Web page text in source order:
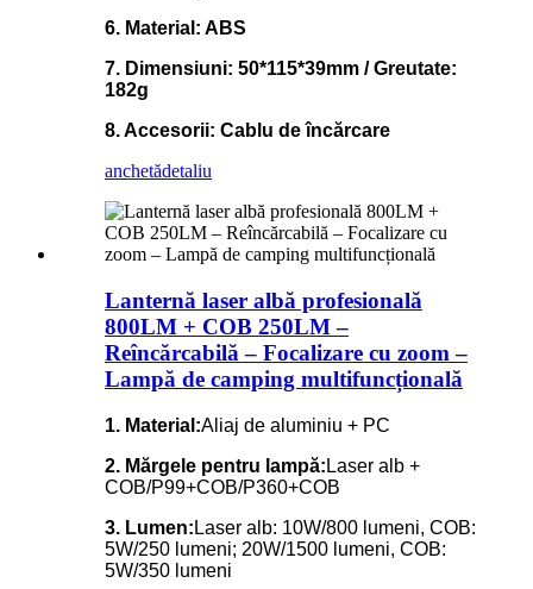
6. Material: ABS
7. Dimensiuni: 50*115*39mm / Greutate:
182g
8. Accesorii: Cablu de încărcare
anchetădetaliu
Lanternă laser albă profesională
800LM + COB 250LM –
Reîncărcabilă – Focalizare cu zoom –
Lampă de camping multifuncțională
1. Material:Aliaj de aluminiu + PC
2. Mărgele pentru lampă: Laser alb +
COB/P99+COB/P360+COB
3. Lumen: Laser alb: 10W/800 lumeni, COB:
5W/250 lumeni; 20W/1500 lumeni, COB:
5W/350 lumeni